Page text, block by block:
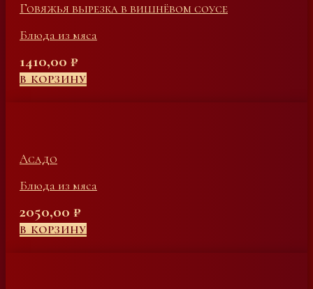
Говяжья вырезка в вишнёвом соусе
Блюда из мяса
1410,00 ₽
В КОРЗИНУ
Асадо
Блюда из мяса
2050,00 ₽
В КОРЗИНУ